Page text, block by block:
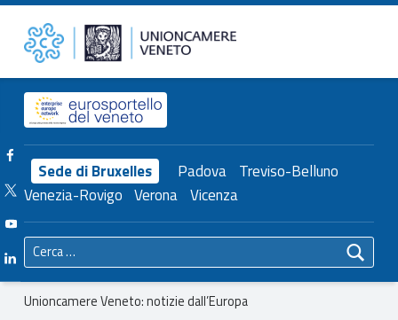
Unioncamere Veneto: notizie dall’Europa – Unioncamere del Veneto Unioncamere del Veneto
Header info sidebar
Sede di Bruxelles Padova Treviso-Belluno
Venezia-Rovigo Verona Vicenza
Facebook Unioncamere Veneto
Twitter Unioncamere Veneto
Youtube Unioncamere Veneto
Linkedin Unioncamere Veneto
Ricerca per:
Breadcrumbs navigation
Unioncamere Veneto: notizie dall’Europa